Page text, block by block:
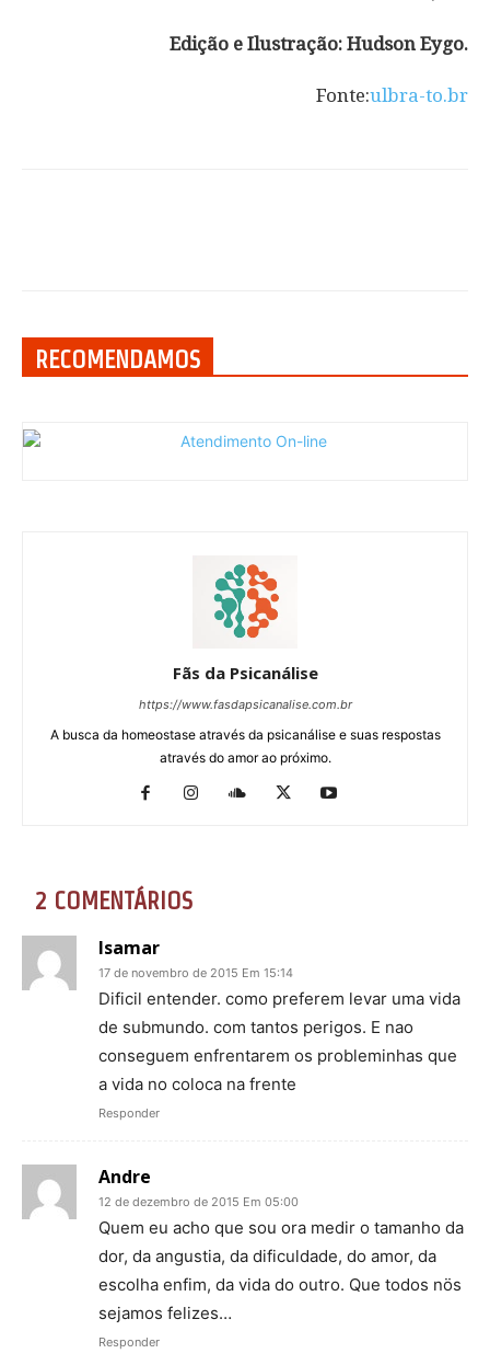
Edição e Ilustração: Hudson Eygo.
Fonte:ulbra-to.br
RECOMENDAMOS
Fãs da Psicanálise
https://www.fasdapsicanalise.com.br
A busca da homeostase através da psicanálise e suas respostas
através do amor ao próximo.
2 COMENTÁRIOS
Isamar
17 de novembro de 2015 Em 15:14
Dificil entender. como preferem levar uma vida
de submundo. com tantos perigos. E nao
conseguem enfrentarem os probleminhas que
a vida no coloca na frente
Responder
Andre
12 de dezembro de 2015 Em 05:00
Quem eu acho que sou ora medir o tamanho da
dor, da angustia, da dificuldade, do amor, da
escolha enfim, da vida do outro. Que todos nös
sejamos felizes…
Responder